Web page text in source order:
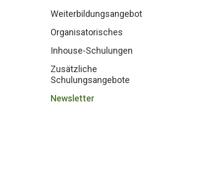
Weiterbildungsangebot
Organisatorisches
Inhouse-Schulungen
Zusätzliche
Schulungsangebote
Newsletter